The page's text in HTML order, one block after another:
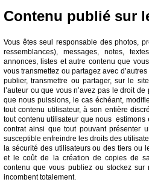
Contenu publié sur
Vous êtes seul responsable des photos,
ressemblances), messages, notes,
annonces, listes et autre contenu que
vous transmettez ou partagez avec
publier, transmettre ou partager, sur le
l’auteur ou que vous n’avez pas le droit
que nous puissions, le cas échéant,
tout contenu utilisateur, à son entière
tout contenu utilisateur que nous
contrat ainsi que tout pouvant présenter
susceptible enfreindre les droits des
la sécurité des utilisateurs ou des tiers ou
et le coût de la création de copies de
contenu que vous publiez ou stockez
incombent totalement.